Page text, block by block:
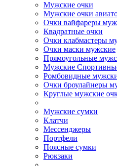
Мужские очки
Мужские очки
Очки вайфареры
Квадратные очки
Очки клабмастеры
Очки маски мужские
Прямоугольные
Мужские
Ромбовидные
Очки броулайнеры
Круглые мужские
Мужские сумки
Клатчи
Мессенджеры
Портфели
Поясные сумки
Рюкзаки